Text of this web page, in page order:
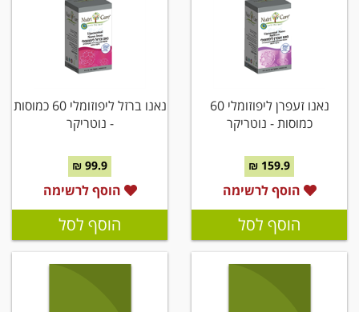
נאנו זעפרן ליפוזומלי 60
כמוסות - נוטריקר
159.9 ₪
הוסף לרשימה
הוסף לסל
נאנו ברזל ליפוזומלי 60 כמוסות
- נוטריקר
99.9 ₪
הוסף לרשימה
הוסף לסל